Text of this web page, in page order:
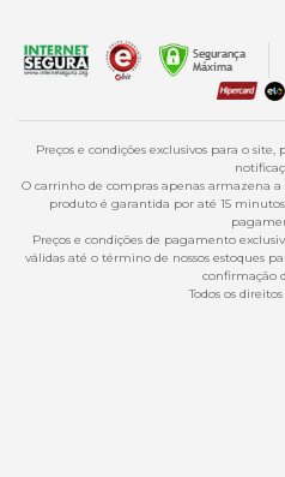
Preços e condições exclusivos para o
O carrinho de compras apenas armazena a
produto é garantida por até 15
Preços e condições de pagamento
válidas até o término de nossos estoques
confirmação
Todos os